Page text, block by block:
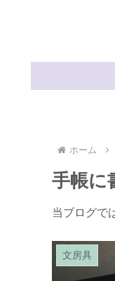
ホーム
手帳に
当ブログで
文房具